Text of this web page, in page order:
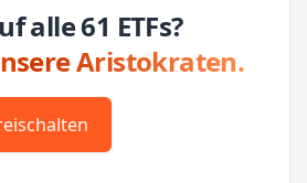
alle 61 ETFs?
Aristokraten.